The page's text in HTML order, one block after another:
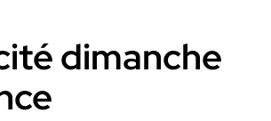
dimanche